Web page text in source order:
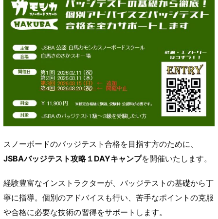
スノーボードのバッジテスト合格を目指す方のために、
JSBAバッジテスト攻略１DAYキャンプを開催いたします。
経験豊富なインストラクターが、バッジテストの基礎から丁
寧に指導。個別のアドバイスも行い、苦手なポイントの克服
や合格に必要な技術の習得をサポートします。